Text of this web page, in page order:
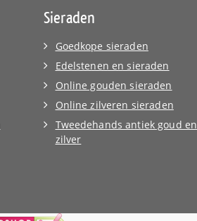
Sieraden
Goedkope sieraden
Edelstenen en sieraden
Online gouden sieraden
Online zilveren sieraden
Tweedehands antiek goud en
zilver